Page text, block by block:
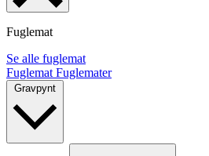
Fuglemat
Se alle fuglemat
Fuglemat Fuglemater